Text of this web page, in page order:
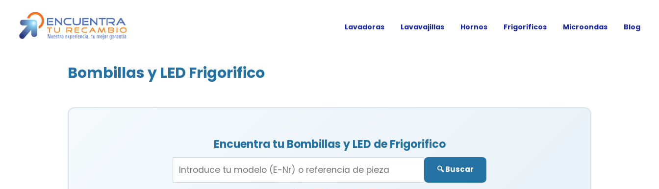
Lavadoras Lavavajillas Hornos Frigorificos Microondas Blog
Bombillas y LED Frigorifico
Encuentra tu Bombillas y LED de Frigorifico
🔍 Buscar